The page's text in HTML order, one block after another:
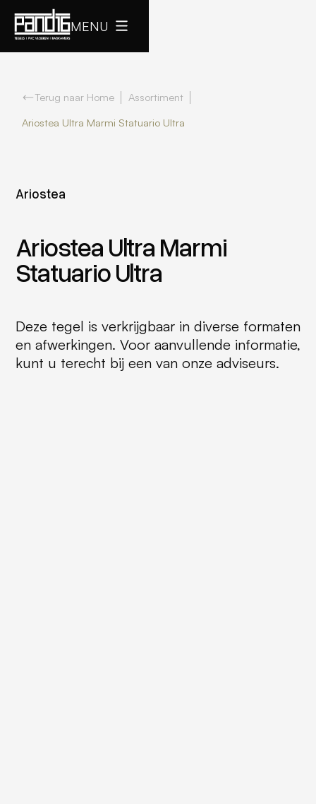
MENU
Terug naar Home
Assortiment
Ariostea Ultra Marmi Statuario Ultra
Ariostea
Ariostea Ultra Marmi
Statuario Ultra
Deze tegel is verkrijgbaar in diverse formaten
en afwerkingen. Voor aanvullende informatie,
kunt u terecht bij een van onze adviseurs.